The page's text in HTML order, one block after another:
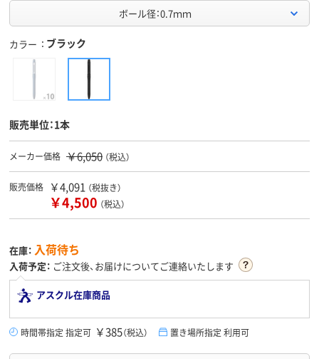
ボール径：0.7ｍｍ
カラー ブラック
販売単位：1本
メーカー価格 ￥6,050 （税込）
販売価格 ￥4,091 （税抜き）
￥4,500 （税込）
在庫： 入荷待ち
入荷予定： ご注文後、お届けについてご連絡いたします
アスクル在庫商品
時間帯指定 指定可 ￥385（税込） 置き場所指定 利用可